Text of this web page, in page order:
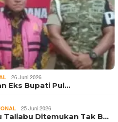
26 Juni 2026
Eks Bupati Pul…
25 Juni 2026
Taliabu Ditemukan Tak B…